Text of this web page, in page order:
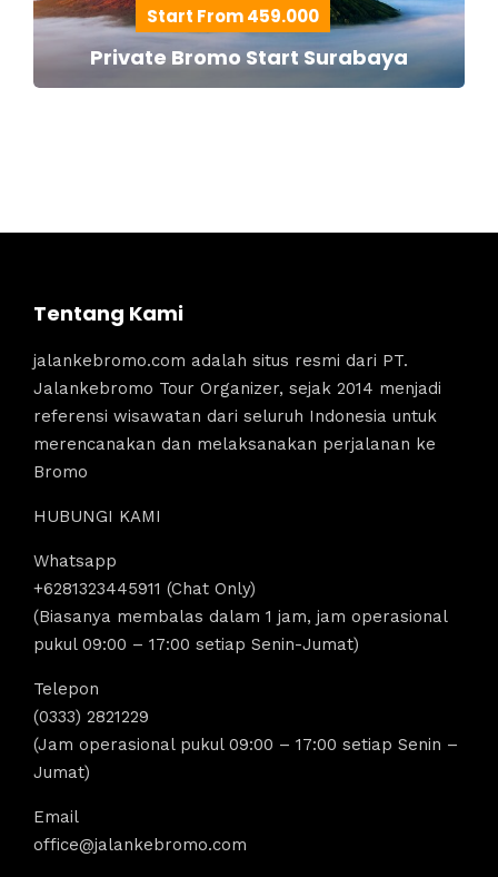
Start From 459.000
Private Bromo Start Surabaya
Tentang Kami
jalankebromo.com adalah situs resmi dari PT.
Jalankebromo Tour Organizer, sejak 2014 menjadi
referensi wisawatan dari seluruh Indonesia untuk
merencanakan dan melaksanakan perjalanan ke
Bromo
HUBUNGI KAMI
Whatsapp
+6281323445911 (Chat Only)
(Biasanya membalas dalam 1 jam, jam operasional
pukul 09:00 – 17:00 setiap Senin-Jumat)
Telepon
(0333) 2821229
(Jam operasional pukul 09:00 – 17:00 setiap Senin –
Jumat)
Email
office@jalankebromo.com